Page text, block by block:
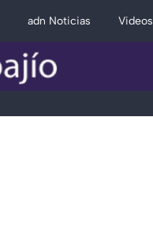
adn Noticias Videos